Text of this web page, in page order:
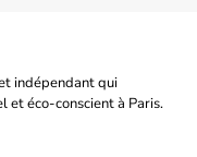
indépendant qui
et éco-conscient à Paris.